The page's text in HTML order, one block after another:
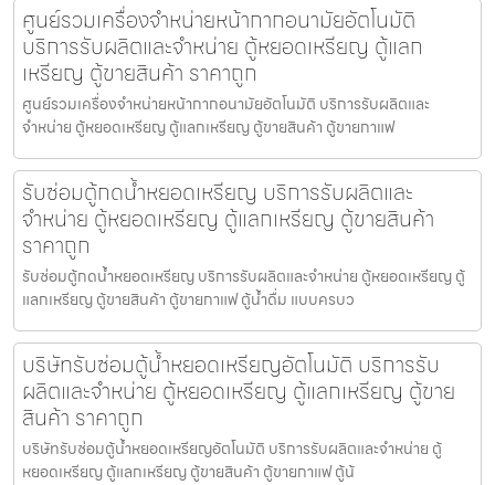
ศูนย์รวมเครื่องจำหน่ายหน้ากากอนามัย​อัตโนมัติ
บริการรับผลิตและจำหน่าย ตู้หยอดเหรียญ ตู้แลก
เหรียญ ตู้ขายสินค้า ราคาถูก
ศูนย์รวมเครื่องจำหน่ายหน้ากากอนามัย​อัตโนมัติ บริการรับผลิตและ
จำหน่าย ตู้หยอดเหรียญ ตู้แลกเหรียญ ตู้ขายสินค้า ตู้ขายกาแฟ
รับซ่อมตู้กดน้ำ​หยอดเหรียญ บริการรับผลิตและ
จำหน่าย ตู้หยอดเหรียญ ตู้แลกเหรียญ ตู้ขายสินค้า
ราคาถูก
รับซ่อมตู้กดน้ำ​หยอดเหรียญ บริการรับผลิตและจำหน่าย ตู้หยอดเหรียญ ตู้
แลกเหรียญ ตู้ขายสินค้า ตู้ขายกาแฟ ตู้น้ำดื่ม แบบครบว
บริษัทรับซ่อมตู้น้ำหยอดเหรียญ​อัตโนมัติ บริการรับ
ผลิตและจำหน่าย ตู้หยอดเหรียญ ตู้แลกเหรียญ ตู้ขาย
สินค้า ราคาถูก
บริษัทรับซ่อมตู้น้ำหยอดเหรียญ​อัตโนมัติ บริการรับผลิตและจำหน่าย ตู้
หยอดเหรียญ ตู้แลกเหรียญ ตู้ขายสินค้า ตู้ขายกาแฟ ตู้น้